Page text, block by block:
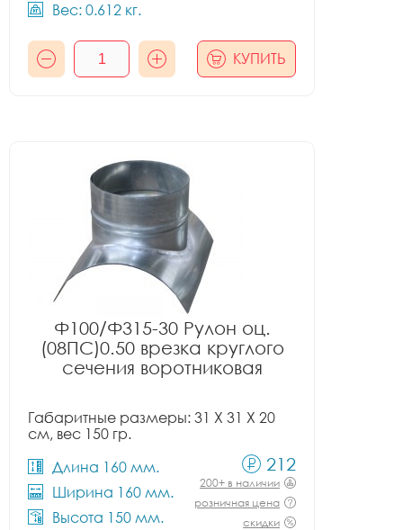
Вес: 0.612 кг.
КУПИТЬ
Ф100/Ф315-30 Рулон оц.
(08ПС)0.50 врезка круглого
сечения воротниковая
Габаритные размеры: 31 X 31 X 20
см, вес 150 гр.
Длина 160 мм.
Ширина 160 мм.
Высота 150 мм.
212
200+ в наличии
розничная цена
скидки